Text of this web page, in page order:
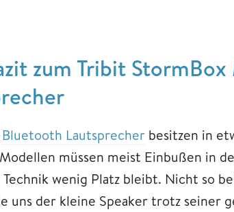
zum Tribit
Bluetooth Lautsprecher besitzen in
müssen meist Einbußen in
wenig Platz bleibt. Nicht so
uns der kleine Speaker trotz seiner